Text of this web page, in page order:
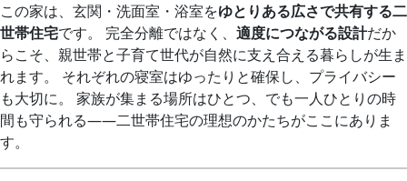
この家は、玄関・洗面室・浴室をゆとりある広さで共有する二
世帯住宅です。 完全分離ではなく、 適度につながる設計だか
らこそ、親世帯と子育て世代が自然に支え合える暮らしが生ま
れます。 それぞれの寝室はゆったりと確保し、プライバシー
も大切に。 家族が集まる場所はひとつ、でも一人ひとりの時
間も守られる——二世帯住宅の理想のかたちがここにありま
す。